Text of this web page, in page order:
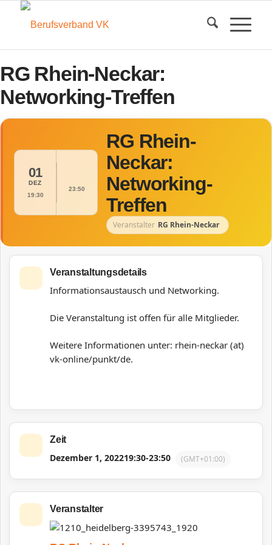
RG Rhein-Neckar:
Networking-Treffen
01
DEZ
19:30
23:50
RG Rhein-
Neckar:
Networking-
Treffen
Veranstalter RG Rhein-Neckar
Veranstaltungsdetails
Informationsaustausch und Networking.
Die Veranstaltung ist offen für alle Mitglieder.
Weitere Informationen unter: rhein-neckar (at)
vk-online/punkt/de.
Zeit
Dezember 1, 202219:30-23:50 (GMT+01:00)
Veranstalter